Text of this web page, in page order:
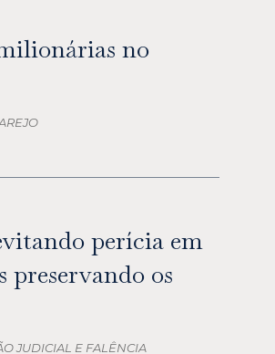
no
perícia em
preservando os
JUDICIAL E FALÊNCIA